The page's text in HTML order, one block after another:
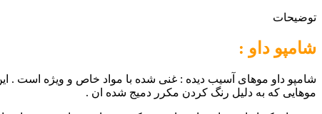
توضیحات
شامپو داو :
شامپو داو موهای آسیب دیده : غنی شده با مواد خاص و ویژه است .
موهایی که به دلیل رنگ کردن مکرر دمیج شده ان .